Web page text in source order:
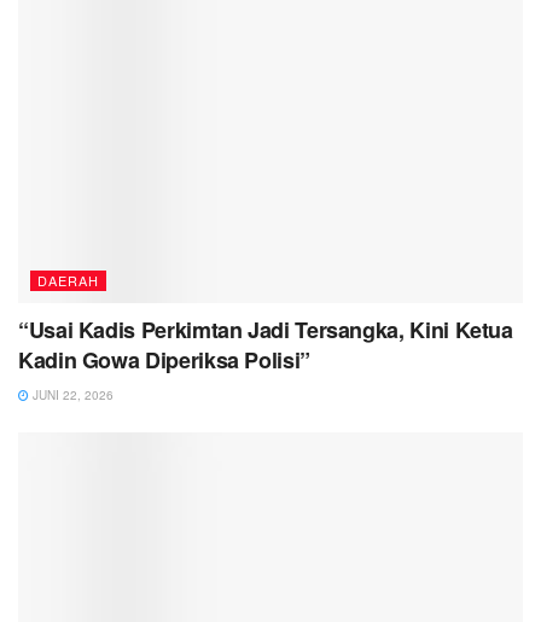
DAERAH
“Usai Kadis Perkimtan Jadi Tersangka, Kini Ketua
Kadin Gowa Diperiksa Polisi”
JUNI 22, 2026